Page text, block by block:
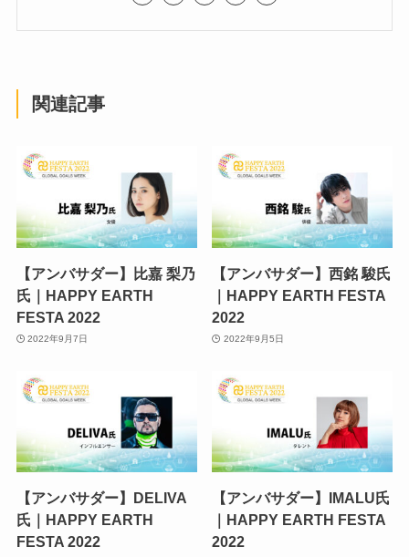
関連記事
【アンバサダー】比嘉 梨乃
氏｜HAPPY EARTH
FESTA 2022
2022年9月7日
【アンバサダー】西銘 駿氏
｜HAPPY EARTH FESTA
2022
2022年9月5日
【アンバサダー】DELIVA
氏｜HAPPY EARTH
FESTA 2022
【アンバサダー】IMALU氏
｜HAPPY EARTH FESTA
2022